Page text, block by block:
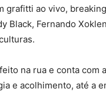
grafitti ao vivo,
Black, Fernando
na rua e conta
e acolhimento, até a